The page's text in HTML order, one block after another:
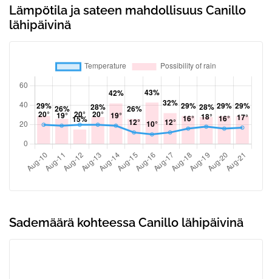
Lämpötila ja sateen mahdollisuus Canillo
lähipäivinä
Sademäärä kohteessa Canillo lähipäivinä